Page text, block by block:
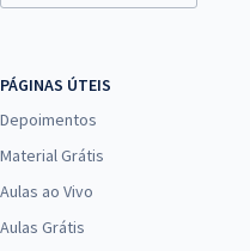
- Nutricionista
à vista
21,99
(-20%)
PÁGINAS ÚTEIS
Depoimentos
Material Grátis
Aulas ao Vivo
Aulas Grátis